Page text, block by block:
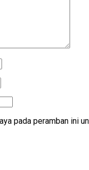
pada peramban ini